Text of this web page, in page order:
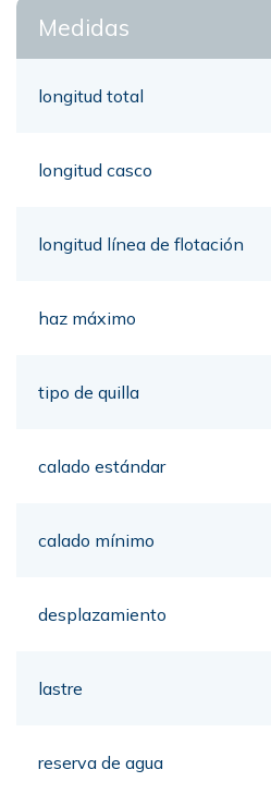
Medidas
longitud total
longitud casco
longitud línea de flotación
haz máximo
tipo de quilla
calado estándar
calado mínimo
desplazamiento
lastre
reserva de agua